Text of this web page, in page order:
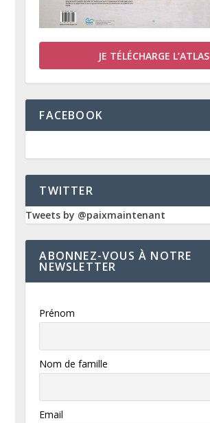
JE TÉLÉCHARGE L’ATLAS
FACEBOOK
TWITTER
Tweets by @paixmaintenant
ABONNEZ-VOUS À NOTRE
NEWSLETTER
Prénom
Nom de famille
Email